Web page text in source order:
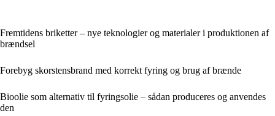
Fremtidens briketter – nye teknologier og materialer i produktionen af
brændsel
Forebyg skorstensbrand med korrekt fyring og brug af brænde
Bioolie som alternativ til fyringsolie – sådan produceres og anvendes
den